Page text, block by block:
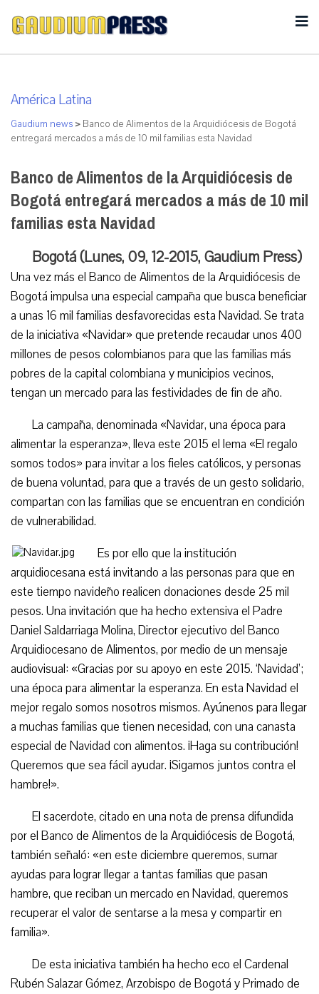
América Latina
Gaudium news > Banco de Alimentos de la Arquidiócesis de Bogotá
entregará mercados a más de 10 mil familias esta Navidad
Banco de Alimentos de la Arquidiócesis de
Bogotá entregará mercados a más de 10 mil
familias esta Navidad
Bogotá (Lunes, 09, 12-2015, Gaudium Press)
Una vez más el Banco de Alimentos de la Arquidiócesis de
Bogotá impulsa una especial campaña que busca beneficiar
a unas 16 mil familias desfavorecidas esta Navidad. Se trata
de la iniciativa «Navidar» que pretende recaudar unos 400
millones de pesos colombianos para que las familias más
pobres de la capital colombiana y municipios vecinos,
tengan un mercado para las festividades de fin de año.
La campaña, denominada «Navidar, una época para
alimentar la esperanza», lleva este 2015 el lema «El regalo
somos todos» para invitar a los fieles católicos, y personas
de buena voluntad, para que a través de un gesto solidario,
compartan con las familias que se encuentran en condición
de vulnerabilidad.
Es por ello que la institución
arquidiocesana está invitando a las personas para que en
este tiempo navideño realicen donaciones desde 25 mil
pesos. Una invitación que ha hecho extensiva el Padre
Daniel Saldarriaga Molina, Director ejecutivo del Banco
Arquidiocesano de Alimentos, por medio de un mensaje
audiovisual: «Gracias por su apoyo en este 2015. ‘Navidad’;
una época para alimentar la esperanza. En esta Navidad el
mejor regalo somos nosotros mismos. Ayúnenos para llegar
a muchas familias que tienen necesidad, con una canasta
especial de Navidad con alimentos. ¡Haga su contribución!
Queremos que sea fácil ayudar. ¡Sigamos juntos contra el
hambre!».
El sacerdote, citado en una nota de prensa difundida
por el Banco de Alimentos de la Arquidiócesis de Bogotá,
también señaló: «en este diciembre queremos, sumar
ayudas para lograr llegar a tantas familias que pasan
hambre, que reciban un mercado en Navidad, queremos
recuperar el valor de sentarse a la mesa y compartir en
familia».
De esta iniciativa también ha hecho eco el Cardenal
Rubén Salazar Gómez, Arzobispo de Bogotá y Primado de